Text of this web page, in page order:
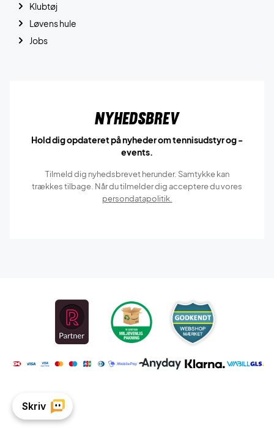
Klubtøj
Løvens hule
Jobs
Nyhedsbrev
Hold dig opdateret på nyheder om tennisudstyr og -
events.
Tilmeld dig nyhedsbrevet herunder. Samtykke kan
trækkes tilbage. Når du tilmelder dig acceptere du vores
persondatapolitik.